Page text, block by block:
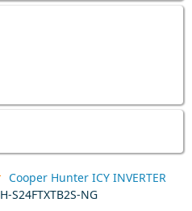
Cooper Hunter ICY INVERTER
S24FTXTB2S-NG